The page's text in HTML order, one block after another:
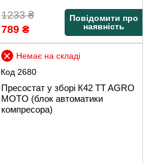
789₴
1233₴
Повідомити про
наявність
Код2680
Немає на складі
Пресостат у зборі К42 TT AGRO
MOTO (блок автоматики
компресора)